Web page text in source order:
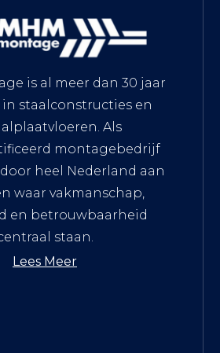
is al meer dan 30 jaar
staalconstructies en
Als
montagebedrijf
heel Nederland aan
waar vakmanschap,
en betrouwbaarheid
staan.
Lees Meer